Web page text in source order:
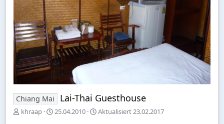
Chiang Mai Lai-Thai Guesthouse
E
khraap
A
25.04.2010 Aktualisiert23.02.2017